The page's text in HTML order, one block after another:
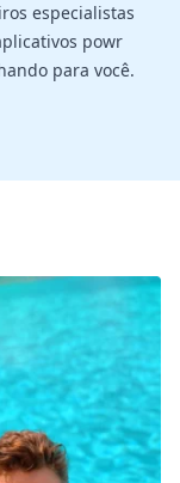
especialistas
powr
para você.